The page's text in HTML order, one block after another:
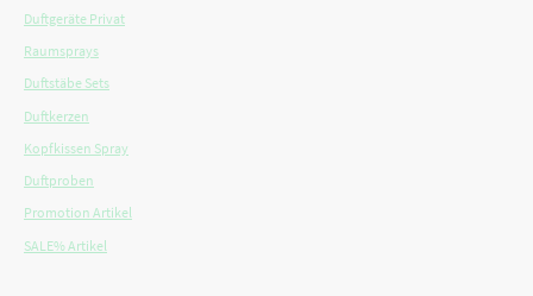
Duftgeräte Privat
Raumsprays
Duftstäbe Sets
Duftkerzen
Kopfkissen Spray
Duftproben
Promotion Artikel
SALE% Artikel